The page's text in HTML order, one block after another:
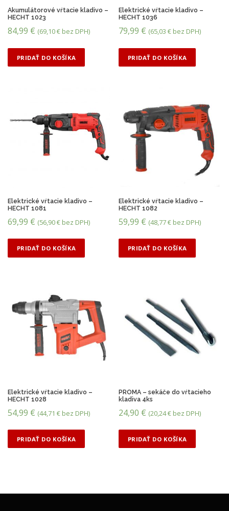
c
n
:
v
y
š
a
n
š
Akumulátorové vŕtacie kladivo –
HECHT 1023
84,99 € (69,10€ bez DPH)
PRIDAŤ DO KOŠÍKA
Elektrické vŕtacie kladivo –
HECHT 1036
79,99 € (65,03€ bez DPH)
PRIDAŤ DO KOŠÍKA
Elektrické vŕtacie kladivo –
HECHT 1081
69,99 € (56,90€ bez DPH)
PRIDAŤ DO KOŠÍKA
Elektrické vŕtacie kladivo –
HECHT 1082
59,99 € (48,77€ bez DPH)
PRIDAŤ DO KOŠÍKA
Elektrické vŕtacie kladivo –
HECHT 1028
54,99 € (44,71 € bez DPH)
PRIDAŤ DO KOŠÍKA
PROMA – sekáče do vŕtacieho
kladiva 4ks
24,90 € (20,24€ bez DPH)
PRIDAŤ DO KOŠÍKA